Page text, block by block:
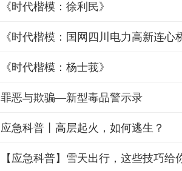
《时代楷模：徐利民》
《时代楷模：国网四川电力高新连心
《时代楷模：杨士莪》
罪恶与欺骗—新型毒品警示录
应急科普丨高层起火，如何逃生？
【应急科普】雪天出行，这些技巧给